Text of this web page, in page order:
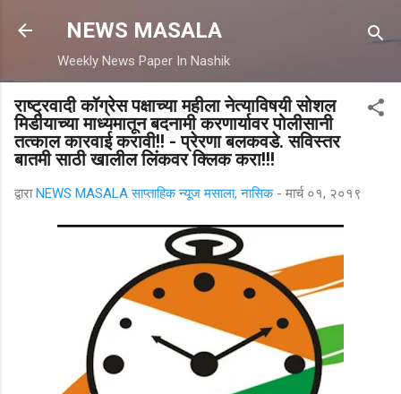
मुख्य सामग्रीवर वगळा
NEWS MASALA
Weekly News Paper In Nashik
राष्ट्रवादी कॉग्रेस पक्षाच्या महीला नेत्याविषयी सोशल
मिडीयाच्या माध्यमातून बदनामी करणार्यावर पोलीसानी
तत्काल कारवाई करावी!! - प्रेरणा बलकवडे. सविस्तर
बातमी साठी खालील लिंकवर क्लिक करा!!!
द्वाराNEWS MASALA साप्ताहिक न्यूज मसाला, नासिक - मार्च ०१, २०१९